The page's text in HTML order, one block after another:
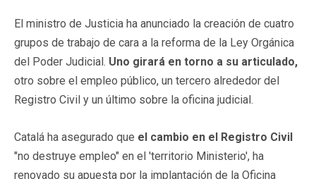
El ministro de Justicia ha anunciado la creación de cuatro
grupos de trabajo de cara a la reforma de la Ley Orgánica
del Poder Judicial. Uno girará en torno a su articulado,
otro sobre el empleo público, un tercero alrededor del
Registro Civil y un último sobre la oficina judicial.
Catalá ha asegurado que el cambio en el Registro Civil
"no destruye empleo" en el 'territorio Ministerio', ha
renovado su apuesta por la implantación de la Oficina